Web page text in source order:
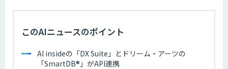
このAIニュースのポイント
AI insideの「DX Suite」とドリーム・アーツの
「SmartDB®」がAPI連携